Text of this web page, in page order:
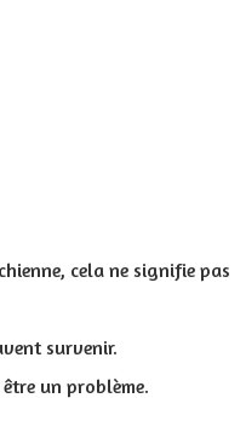
cela ne signifie pas
survenir.
un problème.